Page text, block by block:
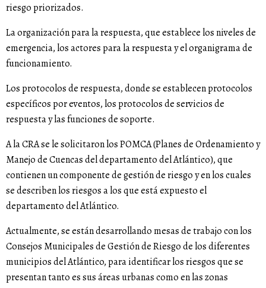
riesgo priorizados.
La organización para la respuesta, que establece los niveles de
emergencia, los actores para la respuesta y el organigrama de
funcionamiento.
Los protocolos de respuesta, donde se establecen protocolos
específicos por eventos, los protocolos de servicios de
respuesta y las funciones de soporte.
A la CRA se le solicitaron los POMCA (Planes de Ordenamiento y
Manejo de Cuencas del departamento del Atlántico), que
contienen un componente de gestión de riesgo y en los cuales
se describen los riesgos a los que está expuesto el
departamento del Atlántico.
Actualmente, se están desarrollando mesas de trabajo con los
Consejos Municipales de Gestión de Riesgo de los diferentes
municipios del Atlántico, para identificar los riesgos que se
presentan tanto es sus áreas urbanas como en las zonas